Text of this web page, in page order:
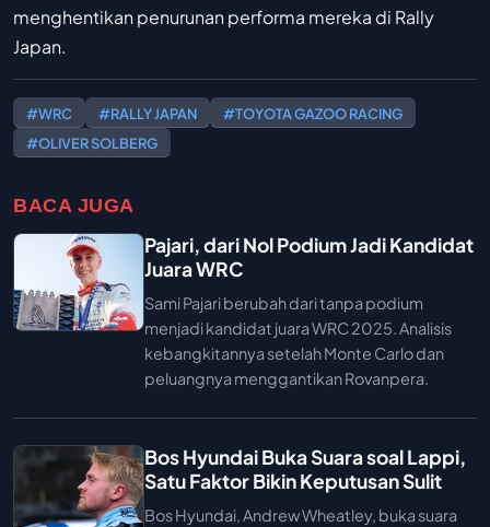
menghentikan penurunan performa mereka di Rally
Japan.
#WRC #RALLY JAPAN
#TOYOTA GAZOO RACING
#OLIVER SOLBERG
BACA JUGA
Pajari, dari Nol Podium Jadi Kandidat
Juara WRC
Sami Pajari berubah dari tanpa podium
menjadi kandidat juara WRC 2025. Analisis
kebangkitannya setelah Monte Carlo dan
peluangnya menggantikan Rovanpera.
Bos Hyundai Buka Suara soal Lappi,
Satu Faktor Bikin Keputusan Sulit
Bos Hyundai, Andrew Wheatley, buka suara